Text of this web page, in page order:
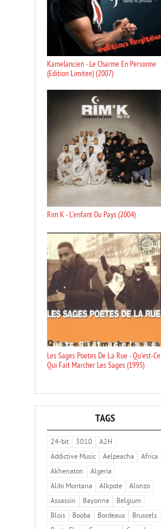
Kamelancien - Le Charme En Personne
(Edition Limitee) (2007)
Rim K - L'enfant Du Pays (2004)
Les Sages Poetes De La Rue - Qu'est-Ce
Qui Fait Marcher Les Sages (1995)
TAGS
24-bit 3010
A2H
Addictive Music
Aelpeacha
Africa
Akhenaton
Algeria
Alibi Montana
Alkpote
Alonzo
Assassin
Bayonne
Belgium
Blois
Booba Bordeaux
Brussels